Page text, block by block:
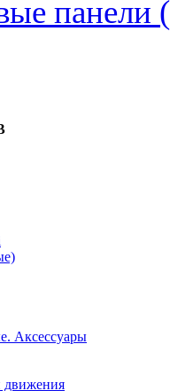
панели
Аксессуары
движения